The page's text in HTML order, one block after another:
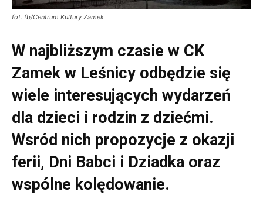
fot. fb/Centrum Kultury Zamek
W najbliższym czasie w CK
Zamek w Leśnicy odbędzie się
wiele interesujących wydarzeń
dla dzieci i rodzin z dziećmi.
Wsród nich propozycje z okazji
ferii, Dni Babci i Dziadka oraz
wspólne kolędowanie.